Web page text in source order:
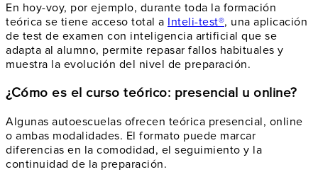
En hoy-voy, por ejemplo, durante toda la formación
teórica se tiene acceso total a Inteli-test®, una aplicación
de test de examen con inteligencia artificial que se
adapta al alumno, permite repasar fallos habituales y
muestra la evolución del nivel de preparación.
¿Cómo es el curso teórico: presencial u online?
Algunas autoescuelas ofrecen teórica presencial, online
o ambas modalidades. El formato puede marcar
diferencias en la comodidad, el seguimiento y la
continuidad de la preparación.